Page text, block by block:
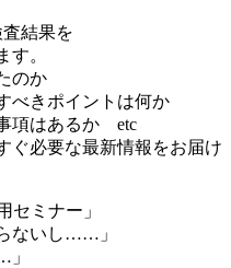
結果を
。
のか
きポイントは何か
項はあるか etc
必要な最新情報をお届け
ミナー」
ないし……」